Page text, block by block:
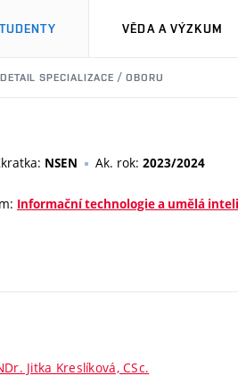
VĚDA A VÝZKUM
DETAIL SPECIALIZACE / OBORU
NSEN Ak. rok: 2023/2024
Informační technologie a umělá
Jitka Kreslíková, CSc.